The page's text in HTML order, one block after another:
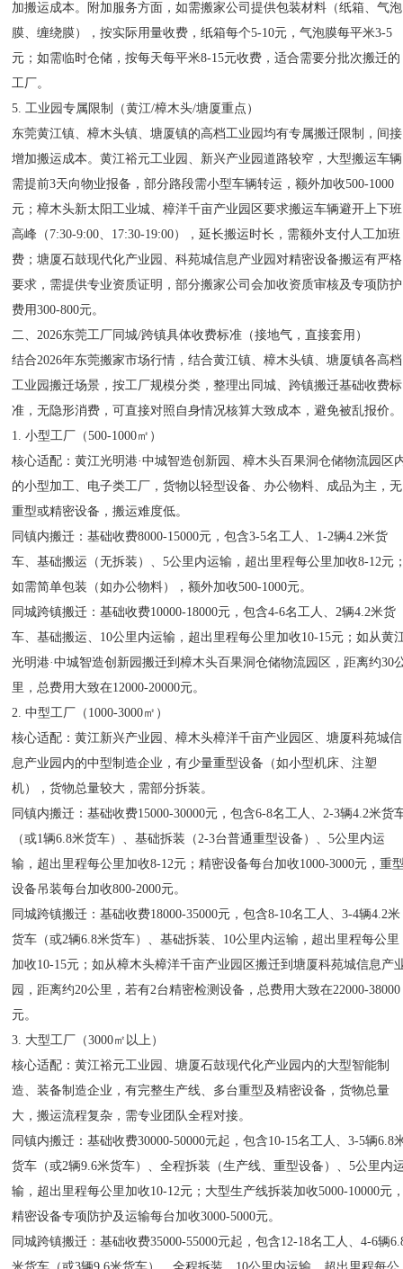
加搬运成本。附加服务方面，如需搬家公司提供包装材料（纸箱、气泡
膜、缠绕膜），按实际用量收费，纸箱每个5-10元，气泡膜每平米3-5
元；如需临时仓储，按每天每平米8-15元收费，适合需要分批次搬迁的
工厂。
5. 工业园专属限制（黄江/樟木头/塘厦重点）
东莞黄江镇、樟木头镇、塘厦镇的高档工业园均有专属搬迁限制，间接
增加搬运成本。黄江裕元工业园、新兴产业园道路较窄，大型搬运车辆
需提前3天向物业报备，部分路段需小型车辆转运，额外加收500-1000
元；樟木头新太阳工业城、樟洋千亩产业园区要求搬运车辆避开上下班
高峰（7:30-9:00、17:30-19:00），延长搬运时长，需额外支付人工加班
费；塘厦石鼓现代化产业园、科苑城信息产业园对精密设备搬运有严格
要求，需提供专业资质证明，部分搬家公司会加收资质审核及专项防护
费用300-800元。
二、2026东莞工厂同城/跨镇具体收费标准（接地气，直接套用）
结合2026年东莞搬家市场行情，结合黄江镇、樟木头镇、塘厦镇各高档
工业园搬迁场景，按工厂规模分类，整理出同城、跨镇搬迁基础收费标
准，无隐形消费，可直接对照自身情况核算大致成本，避免被乱报价。
1. 小型工厂（500-1000㎡）
核心适配：黄江光明港·中城智造创新园、樟木头百果洞仓储物流园区
的小型加工、电子类工厂，货物以轻型设备、办公物料、成品为主，无
重型或精密设备，搬运难度低。
同镇内搬迁：基础收费8000-15000元，包含3-5名工人、1-2辆4.2米货
车、基础搬运（无拆装）、5公里内运输，超出里程每公里加收8-12元
如需简单包装（如办公物料），额外加收500-1000元。
同城跨镇搬迁：基础收费10000-18000元，包含4-6名工人、2辆4.2米货
车、基础搬运、10公里内运输，超出里程每公里加收10-15元；如从黄
光明港·中城智造创新园搬迁到樟木头百果洞仓储物流园区，距离约30
里，总费用大致在12000-20000元。
2. 中型工厂（1000-3000㎡）
核心适配：黄江新兴产业园、樟木头樟洋千亩产业园区、塘厦科苑城信
息产业园内的中型制造企业，有少量重型设备（如小型机床、注塑
机），货物总量较大，需部分拆装。
同镇内搬迁：基础收费15000-30000元，包含6-8名工人、2-3辆4.2米货
（或1辆6.8米货车）、基础拆装（2-3台普通重型设备）、5公里内运
输，超出里程每公里加收8-12元；精密设备每台加收1000-3000元，重
设备吊装每台加收800-2000元。
同城跨镇搬迁：基础收费18000-35000元，包含8-10名工人、3-4辆4.2米
货车（或2辆6.8米货车）、基础拆装、10公里内运输，超出里程每公里
加收10-15元；如从樟木头樟洋千亩产业园区搬迁到塘厦科苑城信息产
园，距离约20公里，若有2台精密检测设备，总费用大致在22000-38000
元。
3. 大型工厂（3000㎡以上）
核心适配：黄江裕元工业园、塘厦石鼓现代化产业园内的大型智能制
造、装备制造企业，有完整生产线、多台重型及精密设备，货物总量
大，搬运流程复杂，需专业团队全程对接。
同镇内搬迁：基础收费30000-50000元起，包含10-15名工人、3-5辆6.8
货车（或2辆9.6米货车）、全程拆装（生产线、重型设备）、5公里内
输，超出里程每公里加收10-12元；大型生产线拆装加收5000-10000元
精密设备专项防护及运输每台加收3000-5000元。
同城跨镇搬迁：基础收费35000-55000元起，包含12-18名工人、4-6辆